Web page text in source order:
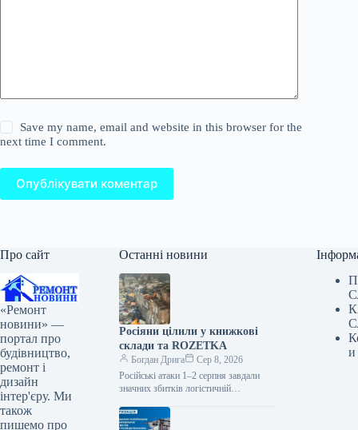
Save my name, email and website in this browser for the
next time I comment.
Опублікувати коментар
Про сайт
«Ремонт
новини» —
портал про
будівництво,
ремонт і
дизайн
інтер'єру. Ми
також
пишемо про
Останні новини
Росіяни цілили у книжкові
склади та ROZETKA
Богдан Дрига
Сер 8, 2026
Російські атаки 1–2 серпня завдали
значних збитків логістичній
Харкові пошкоджено склад видавничої
корпорації RNK-Ranok, у
и